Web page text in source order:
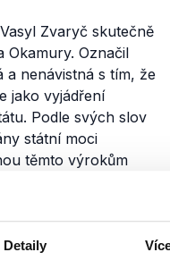
Detaily
Zvaryč skutečně
Okamury. Označil
a nenávistná s tím, že
jako vyjádření
Podle svých slov
státní moci
těmto výrokům
ukrajinského
ministr zahraničí
Vasyla Zvaryče.